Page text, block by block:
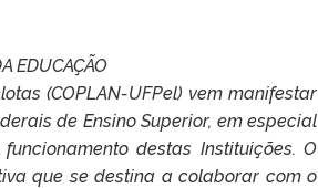
EDUCAÇÃO
(COPLAN-UFPel) vem manifestar
de Ensino Superior, em especial
destas Instituições. O
que se destina a colaborar com o